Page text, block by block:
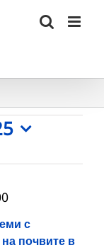
с
почвите в